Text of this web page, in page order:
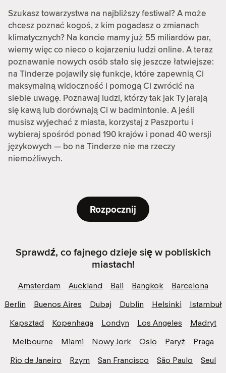
Szukasz towarzystwa na najbliższy festiwal? A może
chcesz poznać kogoś, z kim pogadasz o zmianach
klimatycznych? Na koncie mamy już 55 miliardów par,
wiemy więc co nieco o kojarzeniu ludzi online. A teraz
poznawanie nowych osób stało się jeszcze łatwiejsze:
na Tinderze pojawiły się funkcje, które zapewnią Ci
maksymalną widoczność i pomogą Ci zwrócić na
siebie uwagę. Poznawaj ludzi, którzy tak jak Ty jarają
się kawą lub dorównają Ci w badmintonie. A jeśli
musisz wyjechać z miasta, korzystaj z Paszportu i
wybieraj spośród ponad 190 krajów i ponad 40 wersji
językowych — bo na Tinderze nie ma rzeczy
niemożliwych.
Rozpocznij
Sprawdź, co fajnego dzieje się w pobliskich
miastach!
Amsterdam Auckland Bali Bangkok
Barcelona
Berlin
Buenos Aires Dubaj Dublin Helsinki
Istambuł
Kapsztad
Kopenhaga Londyn Los Angeles
Madryt
Melbourne
Miami Nowy Jork Oslo Paryż
Praga
Rio de Janeiro
Rzym San Francisco São Paulo
Seul